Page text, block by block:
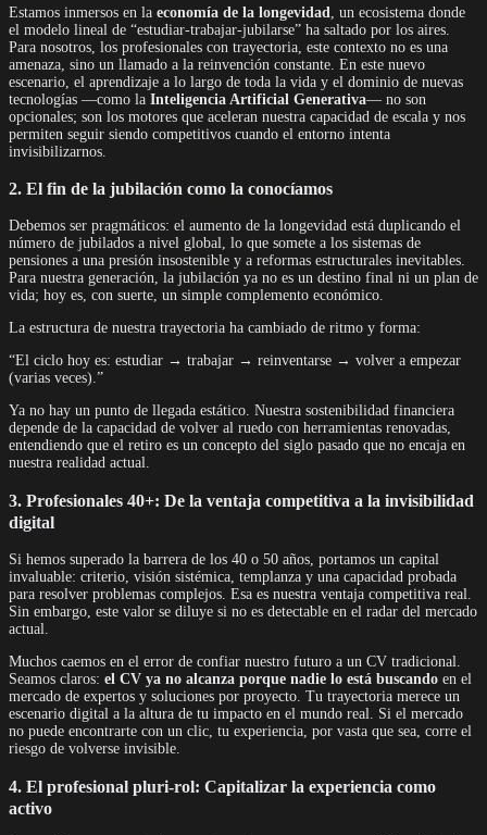
Estamos inmersos en la economía de la longevidad , un ecosistema donde
el modelo lineal de “estudiar-trabajar-jubilarse” ha saltado por los aires.
Para nosotros, los profesionales con trayectoria, este contexto no es una
amenaza, sino un llamado a la reinvención constante. En este nuevo
escenario, el aprendizaje a lo largo de toda la vida y el dominio de nuevas
tecnologías —como la Inteligencia Artificial Generativa— no son
opcionales; son los motores que aceleran nuestra capacidad de escala y nos
permiten seguir siendo competitivos cuando el entorno intenta
invisibilizarnos.
2. El fin de la jubilación como la conocíamos
Debemos ser pragmáticos: el aumento de la longevidad está duplicando el
número de jubilados a nivel global, lo que somete a los sistemas de
pensiones a una presión insostenible y a reformas estructurales inevitables.
Para nuestra generación, la jubilación ya no es un destino final ni un plan de
vida; hoy es, con suerte, un simple complemento económico.
La estructura de nuestra trayectoria ha cambiado de ritmo y forma:
“El ciclo hoy es: estudiar → trabajar → reinventarse → volver a empezar
(varias veces).”
Ya no hay un punto de llegada estático. Nuestra sostenibilidad financiera
depende de la capacidad de volver al ruedo con herramientas renovadas,
entendiendo que el retiro es un concepto del siglo pasado que no encaja en
nuestra realidad actual.
3. Profesionales 40+: De la ventaja competitiva a la invisibilidad
digital
Si hemos superado la barrera de los 40 o 50 años, portamos un capital
invaluable: criterio, visión sistémica, templanza y una capacidad probada
para resolver problemas complejos. Esa es nuestra ventaja competitiva real.
Sin embargo, este valor se diluye si no es detectable en el radar del mercado
actual.
Muchos caemos en el error de confiar nuestro futuro a un CV tradicional.
Seamos claros: el CV ya no alcanza porque nadie lo está buscando en el
mercado de expertos y soluciones por proyecto. Tu trayectoria merece un
escenario digital a la altura de tu impacto en el mundo real. Si el mercado
no puede encontrarte con un clic, tu experiencia, por vasta que sea, corre el
riesgo de volverse invisible.
4. El profesional pluri-rol: Capitalizar la experiencia como
activo